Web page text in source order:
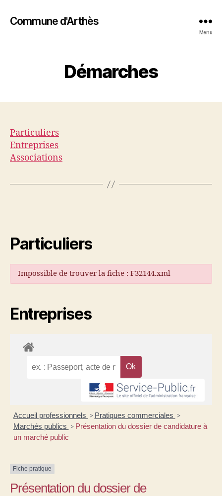
Commune d'Arthès
Menu
Démarches
Particuliers
Entreprises
Associations
Particuliers
Impossible de trouver la fiche : F32144.xml
Entreprises
Accueil professionnels > Pratiques commerciales >
Marchés publics > Présentation du dossier de candidature à
un marché public
Fiche pratique
Présentation du dossier de